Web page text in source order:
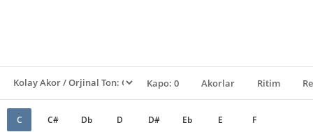
Kapo: 0 Akorlar Ritim
C C# Db D D# Eb E F